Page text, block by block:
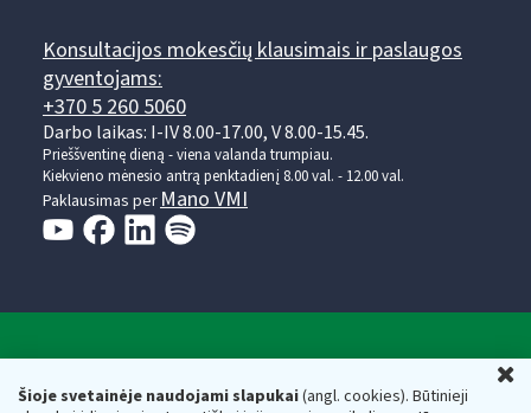
Šioje svetainėje naudojami slapukai(angl. cookies). Būtinieji
Konsultacijos mokesčių klausimais ir paslaugos
gyventojams:
+370 5 260 5060
Darbo laikas: I-IV 8.00-17.00, V 8.00-15.45.
Prieššventinę dieną - viena valanda trumpiau.
Kiekvieno mėnesio antrą penktadienį 8.00 val. - 12.00 val.
Paklausimas per Mano VMI
Respublikos finansų ministerijos